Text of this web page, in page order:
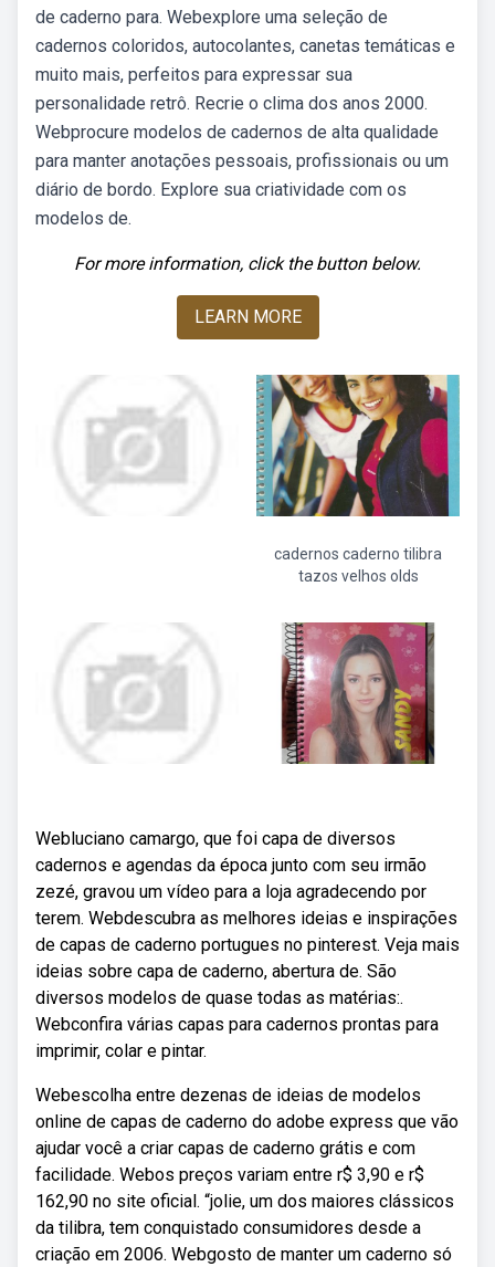
de caderno para. Webexplore uma seleção de
cadernos coloridos, autocolantes, canetas temáticas e
muito mais, perfeitos para expressar sua
personalidade retrô. Recrie o clima dos anos 2000.
Webprocure modelos de cadernos de alta qualidade
para manter anotações pessoais, profissionais ou um
diário de bordo. Explore sua criatividade com os
modelos de.
For more information, click the button below.
LEARN MORE
cadernos caderno tilibra
tazos velhos olds
Webluciano camargo, que foi capa de diversos
cadernos e agendas da época junto com seu irmão
zezé, gravou um vídeo para a loja agradecendo por
terem. Webdescubra as melhores ideias e inspirações
de capas de caderno portugues no pinterest. Veja mais
ideias sobre capa de caderno, abertura de. São
diversos modelos de quase todas as matérias:.
Webconfira várias capas para cadernos prontas para
imprimir, colar e pintar.
Webescolha entre dezenas de ideias de modelos
online de capas de caderno do adobe express que vão
ajudar você a criar capas de caderno grátis e com
facilidade. Webos preços variam entre r$ 3,90 e r$
162,90 no site oficial. “jolie, um dos maiores clássicos
da tilibra, tem conquistado consumidores desde a
criação em 2006. Webgosto de manter um caderno só